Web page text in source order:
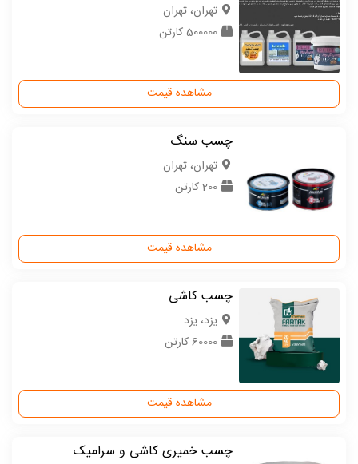
تهران، تهران
500000 کارتن
مشاهده قیمت
چسب سنگ
تهران، تهران
200 کارتن
مشاهده قیمت
چسب کاشی
یزد، یزد
60000 کارتن
مشاهده قیمت
چسب خمیری کاشی و سرامیک